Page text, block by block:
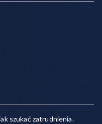
szukać zatrudnienia.